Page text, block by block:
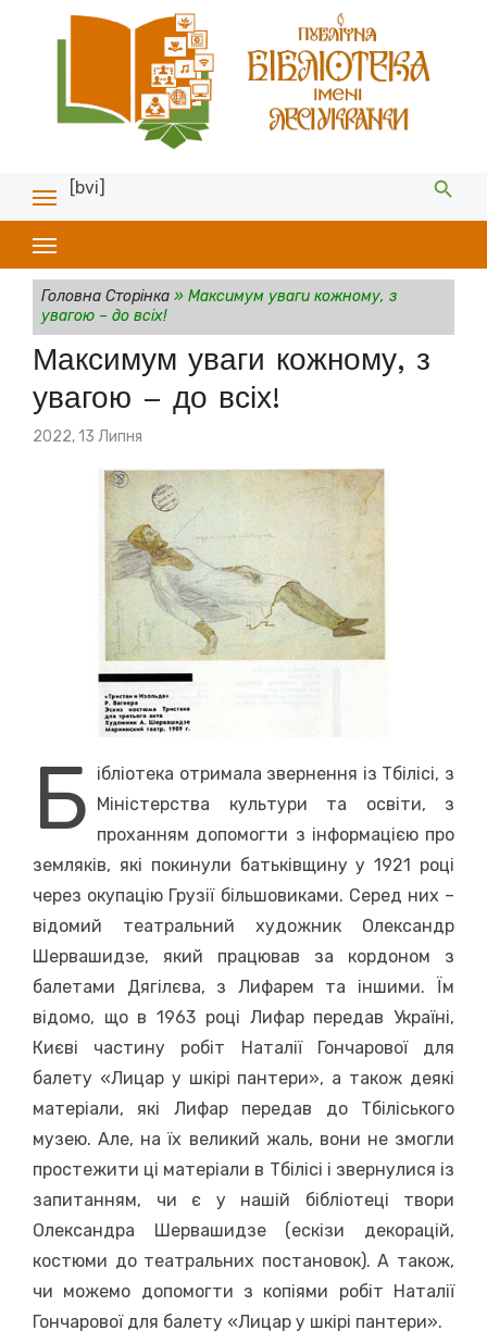
[bvi]
Головна Сторінка» Максимум уваги кожному, з
увагою – до всіх!
Максимум уваги кожному, з
увагою – до всіх!
Posted
2022, 13 Липня
Б ібліотека отримала звернення із Тбілісі, з
Міністерства культури та освіти, з
проханням допомогти з інформацією про
земляків, які покинули батьківщину у 1921 році
через окупацію Грузії більшовиками. Серед них –
відомий театральний художник Олександр
Шервашидзе, який працював за кордоном з
балетами Дягілєва, з Лифарем та іншими. Їм
відомо, що в 1963 році Лифар передав Україні,
Києві частину робіт Наталії Гончарової для
балету «Лицар у шкірі пантери», а також деякі
матеріали, які Лифар передав до Тбіліського
музею. Але, на їх великий жаль, вони не змогли
простежити ці матеріали в Тбілісі і звернулися із
запитанням, чи є у нашій бібліотеці твори
Олександра Шервашидзе (ескізи декорацій,
костюми до театральних постановок). А також,
чи можемо допомогти з копіями робіт Наталії
Гончарової для балету «Лицар у шкірі пантери».